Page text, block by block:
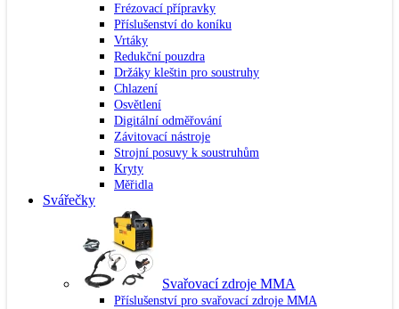
Frézovací přípravky
Příslušenství do koníku
Vrtáky
Redukční pouzdra
Držáky kleštin pro soustruhy
Chlazení
Osvětlení
Digitální odměřování
Závitovací nástroje
Strojní posuvy k soustruhům
Kryty
Měřidla
Svářečky
Svařovací zdroje MMA
Příslušenství pro svařovací zdroje MMA